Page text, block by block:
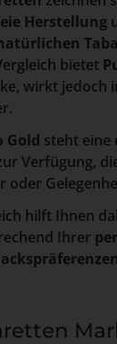
Herstellung
bietet
wirkt jedoch
Gold steht eine
Verfügung,
oder
hilft Ihnen
Ihrer